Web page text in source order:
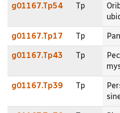
g01167.Tp54 Tp
g01167.Tp17 Tp
g01167.Tp43 Tp
g01167.Tp39 Tp